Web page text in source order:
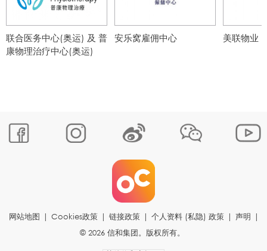
联合医务中心(奥运) 及 普
康物理治疗中心(奥运)
安乐窝雇佣中心 美联物业
网站地图 Cookies政策 链接政策 个人资料 (私隐) 政策 声明
© 2026 信和集团。版权所有。